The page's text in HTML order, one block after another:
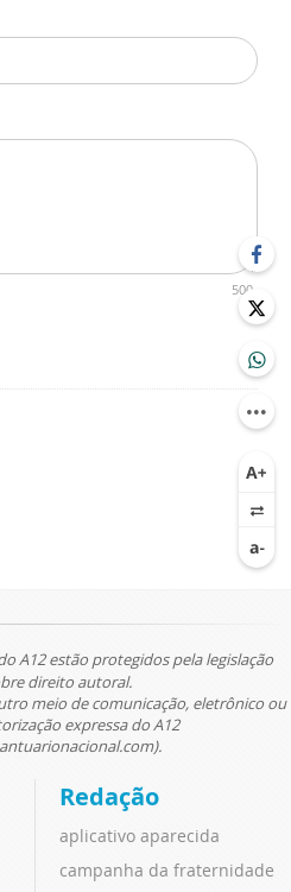
500
A12 estão protegidos pela legislação
direito autoral.
meio de comunicação, eletrônico ou
expressa do A12
Redação
aplicativo aparecida
campanha da fraternidade